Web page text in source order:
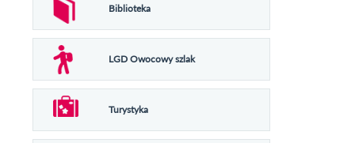
Biblioteka
LGD Owocowy szlak
Turystyka